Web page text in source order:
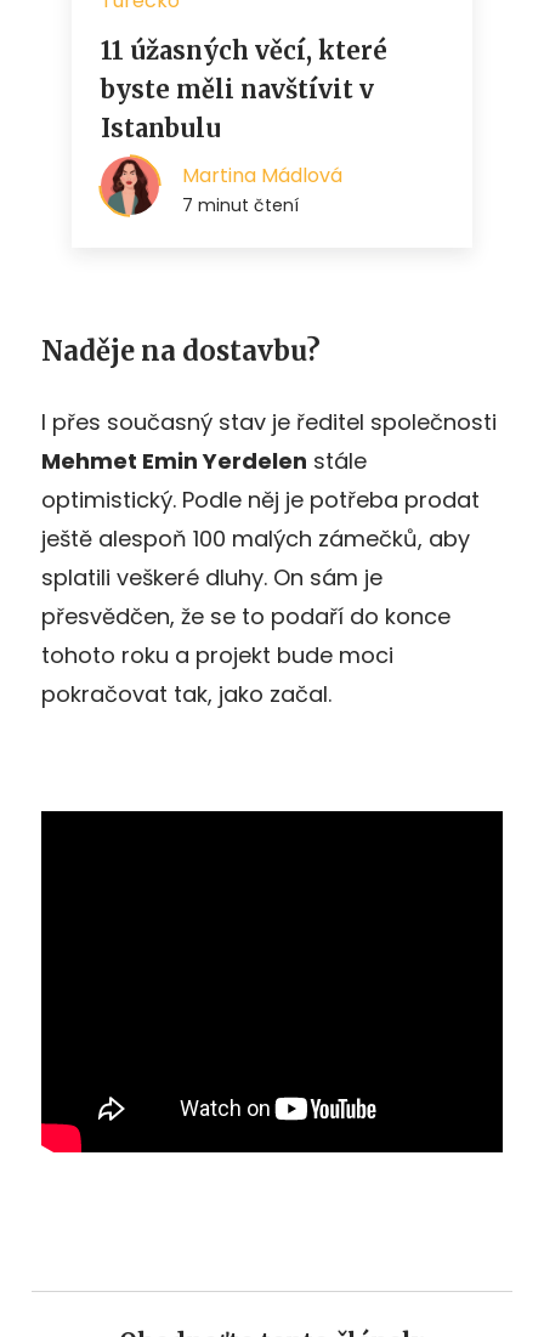
Naděje na dostavbu?
I přes současný stav je ředitel společnosti
Mehmet Emin Yerdelen stále
optimistický. Podle něj je potřeba prodat
ještě alespoň 100 malých zámečků, aby
splatili veškeré dluhy. On sám je
přesvědčen, že se to podaří do konce
tohoto roku a projekt bude moci
pokračovat tak, jako začal.